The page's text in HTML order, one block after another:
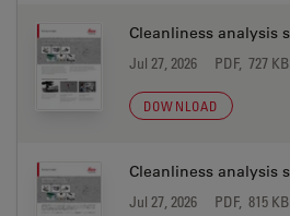
Cleanliness analysis
Jul 27, 2026 PDF, 727 KB
DOWNLOAD
Cleanliness analysis
Jul 27, 2026 PDF, 815 KB